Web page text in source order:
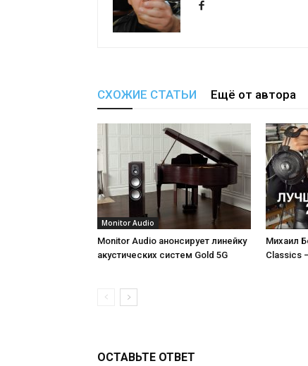
СХОЖИЕ СТАТЬИ Ещё от автора
Monitor Audio
Monitor Audio анонсирует линейку
акустических систем Gold 5G
Михаил
Classics
ОСТАВЬТЕ ОТВЕТ